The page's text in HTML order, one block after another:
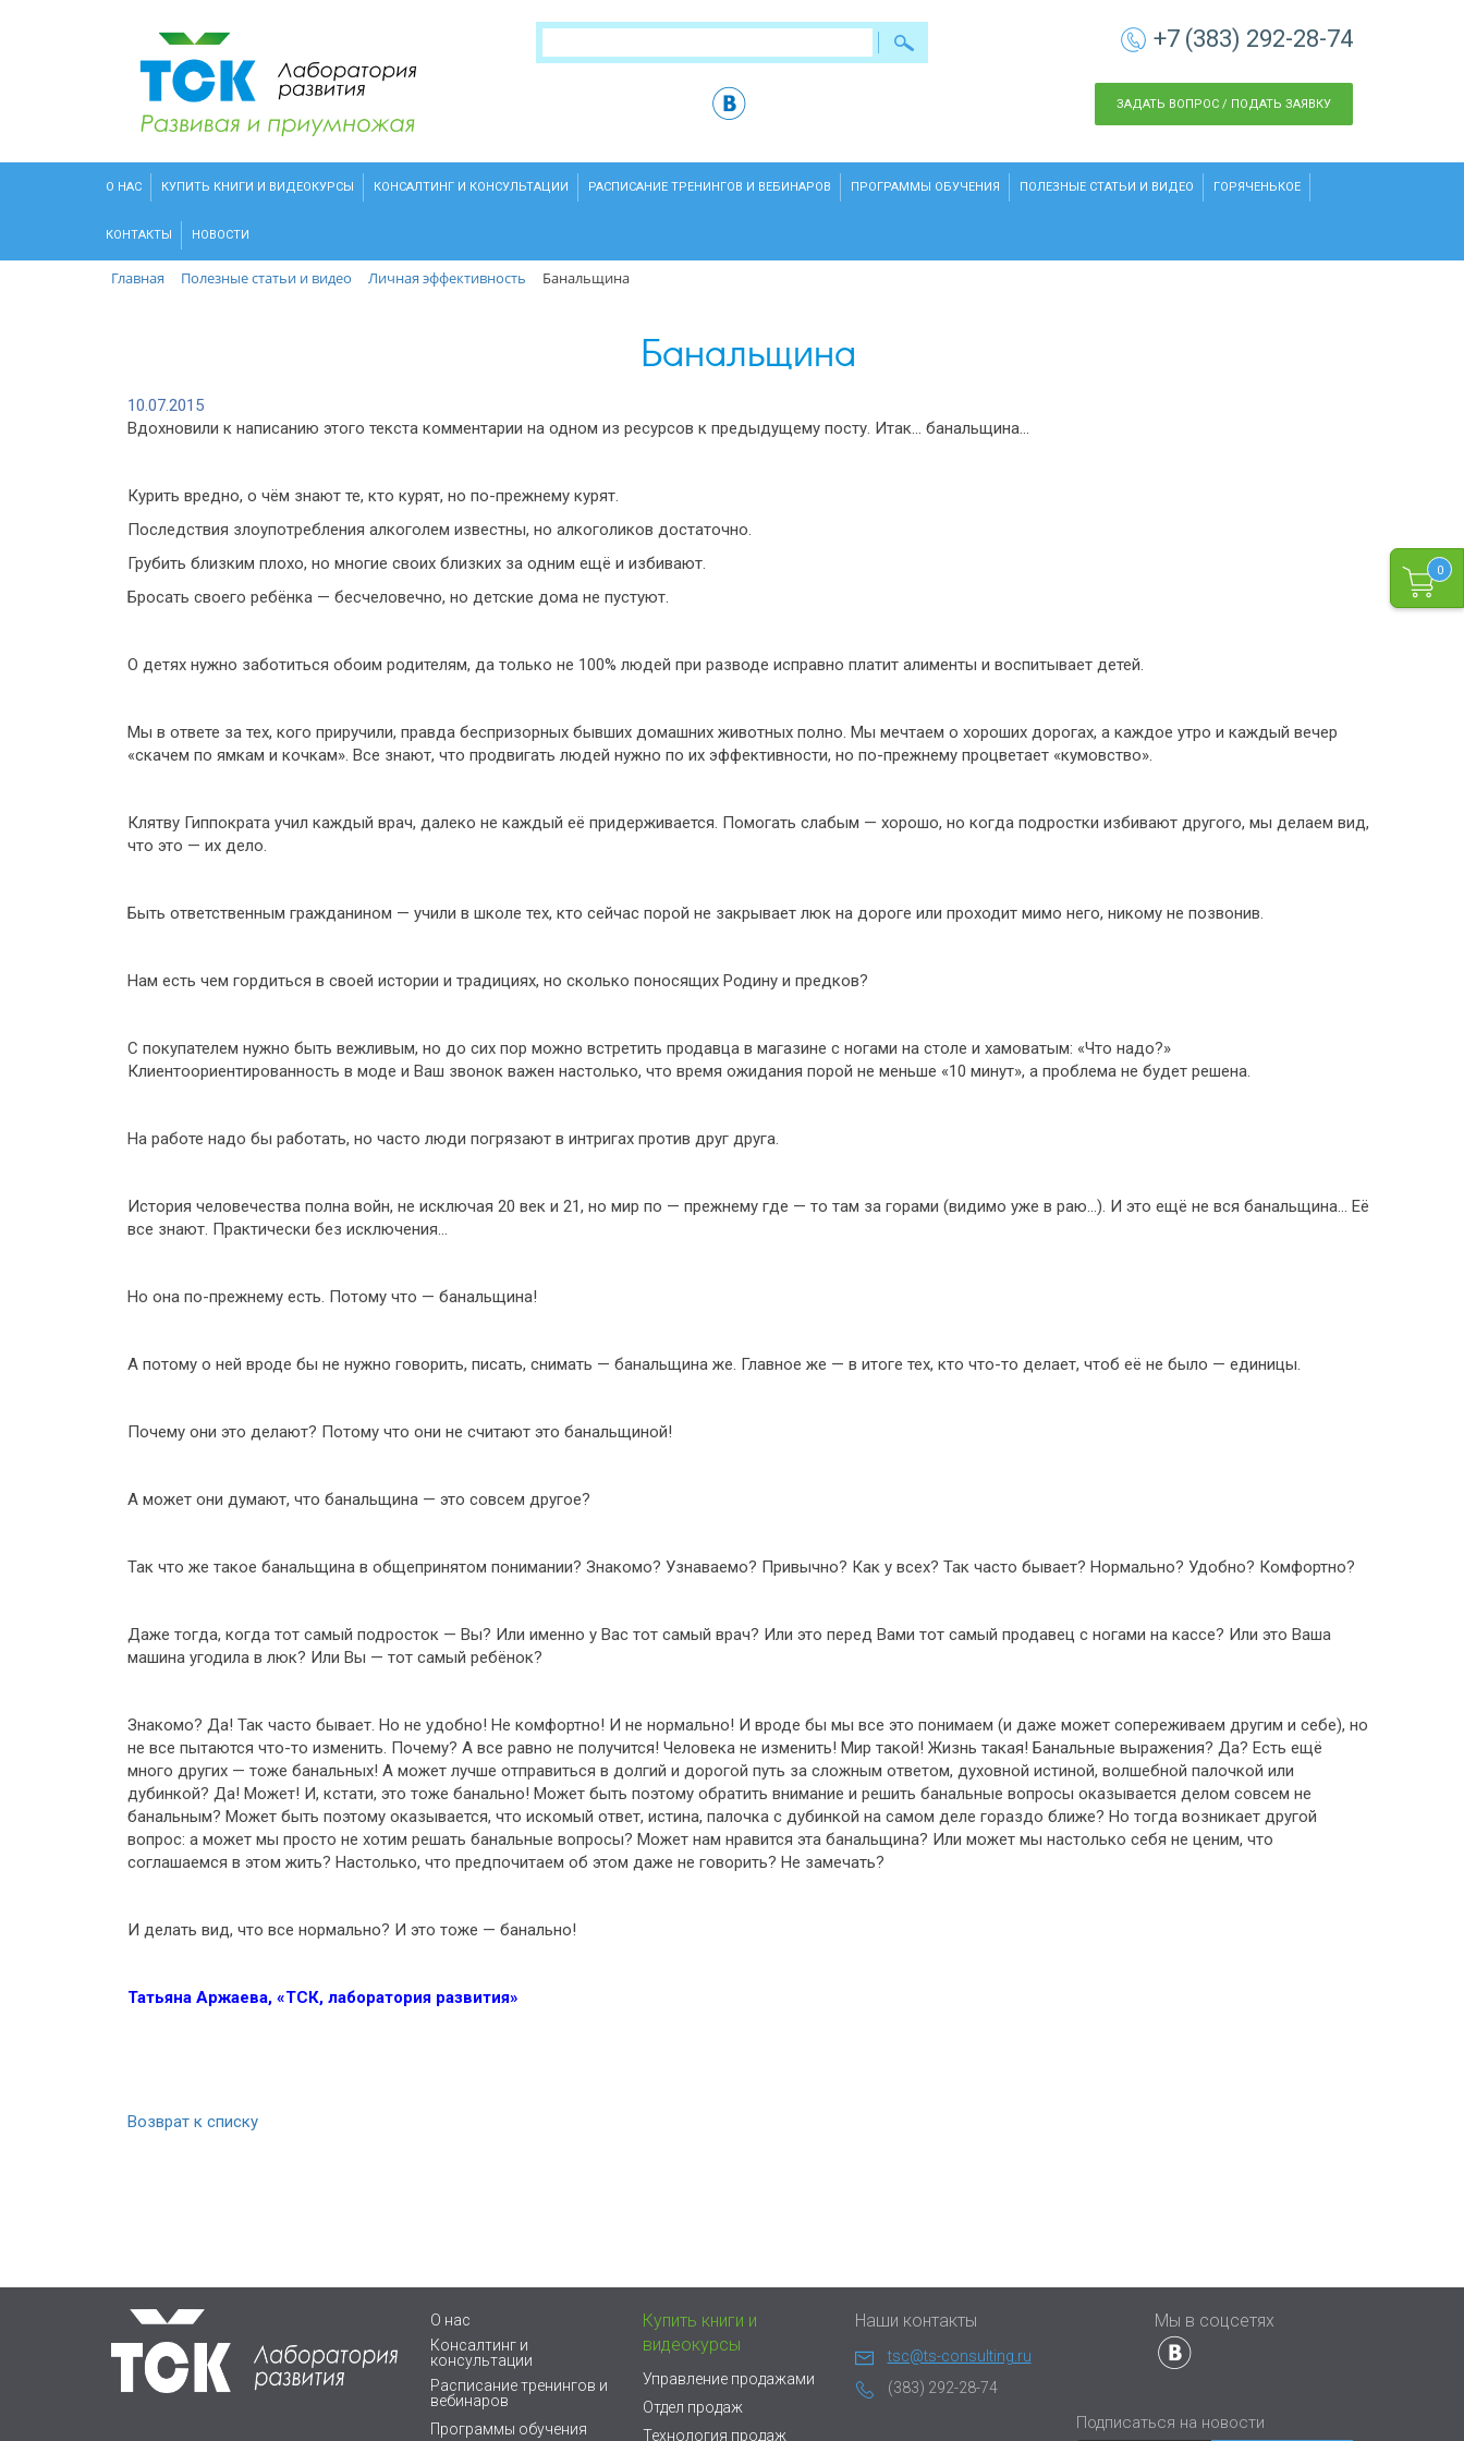
0
+7 (383) 292-28-74
ЗАДАТЬ ВОПРОС / ПОДАТЬ ЗАЯВКУ
О НАС КУПИТЬ КНИГИ И ВИДЕОКУРСЫ КОНСАЛТИНГ И КОНСУЛЬТАЦИИ РАСПИСАНИЕ ТРЕНИНГОВ И ВЕБИНАРОВ ПРОГРАММЫ ОБУЧЕНИЯ ПОЛЕЗНЫЕ СТАТЬИ И ВИДЕО ГОРЯЧЕНЬКОЕ
КОНТАКТЫ НОВОСТИ
Главная Полезные статьи и видео Личная эффективность Банальщина
Банальщина
10.07.2015
Вдохновили к написанию этого текста комментарии на одном из ресурсов к предыдущему посту. Итак… банальщина…
Курить вредно, о чём знают те, кто курят, но по-прежнему курят.
Последствия злоупотребления алкоголем известны, но алкоголиков достаточно.
Грубить близким плохо, но многие своих близких за одним ещё и избивают.
Бросать своего ребёнка — бесчеловечно, но детские дома не пустуют.
О детях нужно заботиться обоим родителям, да только не 100% людей при разводе исправно платит алименты и воспитывает детей.
Мы в ответе за тех, кого приручили, правда беспризорных бывших домашних животных полно. Мы мечтаем о хороших дорогах, а каждое утро и каждый вечер
«скачем по ямкам и кочкам». Все знают, что продвигать людей нужно по их эффективности, но по-прежнему процветает «кумовство».
Клятву Гиппократа учил каждый врач, далеко не каждый её придерживается. Помогать слабым — хорошо, но когда подростки избивают другого, мы делаем вид,
что это — их дело.
Быть ответственным гражданином — учили в школе тех, кто сейчас порой не закрывает люк на дороге или проходит мимо него, никому не позвонив.
Нам есть чем гордиться в своей истории и традициях, но сколько поносящих Родину и предков?
С покупателем нужно быть вежливым, но до сих пор можно встретить продавца в магазине с ногами на столе и хамоватым: «Что надо?»
Клиентоориентированность в моде и Ваш звонок важен настолько, что время ожидания порой не меньше «10 минут», а проблема не будет решена.
На работе надо бы работать, но часто люди погрязают в интригах против друг друга.
История человечества полна войн, не исключая 20 век и 21, но мир по — прежнему где — то там за горами (видимо уже в раю…). И это ещё не вся банальщина… Её
все знают. Практически без исключения…
Но она по-прежнему есть. Потому что — банальщина!
А потому о ней вроде бы не нужно говорить, писать, снимать — банальщина же. Главное же — в итоге тех, кто что-то делает, чтоб её не было — единицы.
Почему они это делают? Потому что они не считают это банальщиной!
А может они думают, что банальщина — это совсем другое?
Так что же такое банальщина в общепринятом понимании? Знакомо? Узнаваемо? Привычно? Как у всех? Так часто бывает? Нормально? Удобно? Комфортно?
Даже тогда, когда тот самый подросток — Вы? Или именно у Вас тот самый врач? Или это перед Вами тот самый продавец с ногами на кассе? Или это Ваша
машина угодила в люк? Или Вы — тот самый ребёнок?
Знакомо? Да! Так часто бывает. Но не удобно! Не комфортно! И не нормально! И вроде бы мы все это понимаем (и даже может сопереживаем другим и себе), но
не все пытаются что-то изменить. Почему? А все равно не получится! Человека не изменить! Мир такой! Жизнь такая! Банальные выражения? Да? Есть ещё
много других — тоже банальных! А может лучше отправиться в долгий и дорогой путь за сложным ответом, духовной истиной, волшебной палочкой или
дубинкой? Да! Может! И, кстати, это тоже банально! Может быть поэтому обратить внимание и решить банальные вопросы оказывается делом совсем не
банальным? Может быть поэтому оказывается, что искомый ответ, истина, палочка с дубинкой на самом деле гораздо ближе? Но тогда возникает другой
вопрос: а может мы просто не хотим решать банальные вопросы? Может нам нравится эта банальщина? Или может мы настолько себя не ценим, что
соглашаемся в этом жить? Настолько, что предпочитаем об этом даже не говорить? Не замечать?
И делать вид, что все нормально? И это тоже — банально!
Татьяна Аржаева, «ТСК, лаборатория развития»
Возврат к списку
О нас
Консалтинг и
консультации
Расписание тренингов и
вебинаров
Программы обучения
Купить книги и
видеокурсы
Управление продажами
Отдел продаж
Технология продаж
Наши контакты
tsc@ts-consulting.ru
(383) 292-28-74
Мы в соцсетях
Подписаться на новости